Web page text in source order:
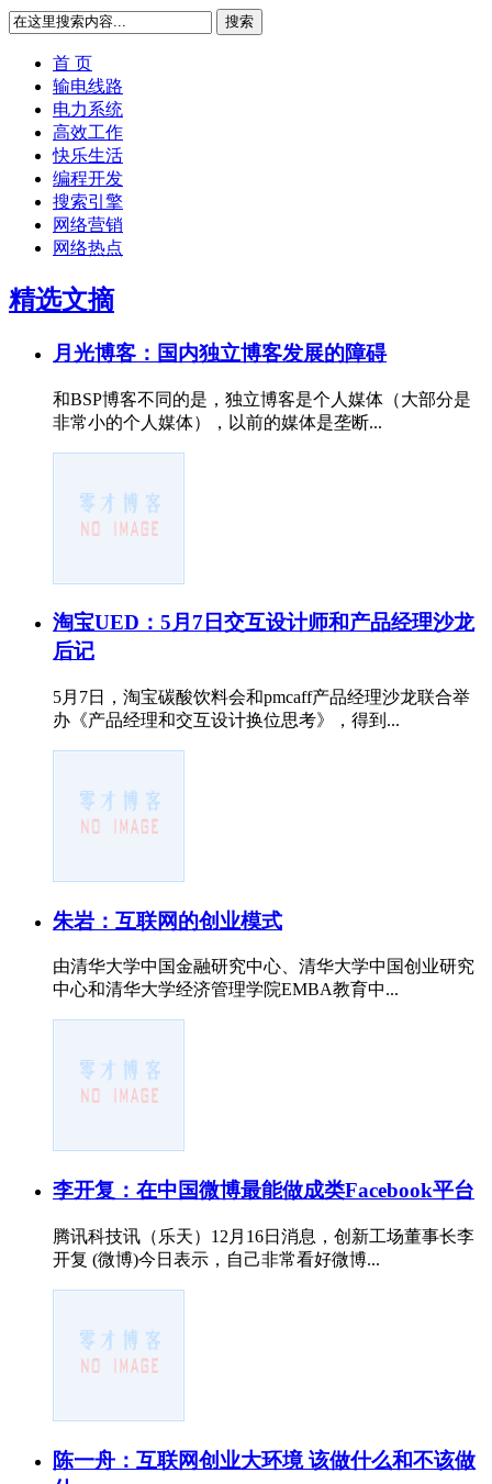
搜索
首 页
输电线路
电力系统
高效工作
快乐生活
编程开发
搜索引擎
网络营销
网络热点
精选文摘
月光博客：国内独立博客发展的障碍
和BSP博客不同的是，独立博客是个人媒体（大部分是
非常小的个人媒体），以前的媒体是垄断...
淘宝UED：5月7日交互设计师和产品经理沙龙
后记
5月7日，淘宝碳酸饮料会和pmcaff产品经理沙龙联合举
办《产品经理和交互设计换位思考》，得到...
朱岩：互联网的创业模式
由清华大学中国金融研究中心、清华大学中国创业研究
中心和清华大学经济管理学院EMBA教育中...
李开复：在中国微博最能做成类Facebook平台
腾讯科技讯（乐天）12月16日消息，创新工场董事长李
开复 (微博)今日表示，自己非常看好微博...
陈一舟：互联网创业大环境 该做什么和不该做